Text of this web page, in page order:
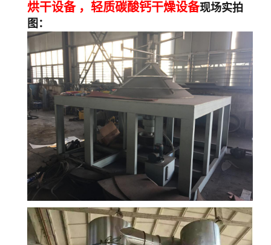
烘干设备 ， 轻质碳酸钙干燥设备现场实拍
图：